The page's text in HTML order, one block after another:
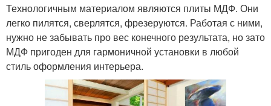
Технологичным материалом являются плиты МДФ. Они
легко пилятся, сверлятся, фрезеруются. Работая с ними,
нужно не забывать про вес конечного результата, но зато
МДФ пригоден для гармоничной установки в любой
стиль оформления интерьера.